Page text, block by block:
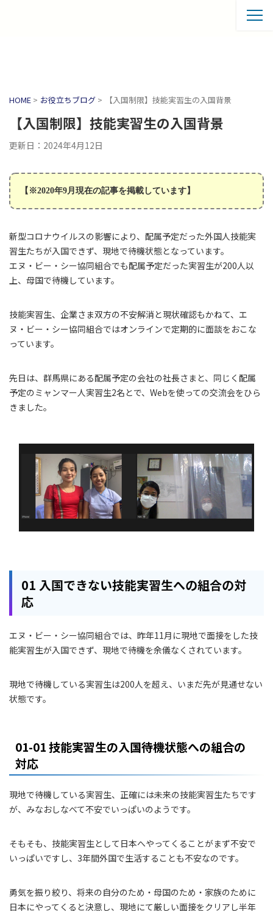
HOME > お役立ちブログ > 【入国制限】技能実習生の入国背景
【入国制限】技能実習生の入国背景
更新日：2024年4月12日
【※2020年9月現在の記事を掲載しています】
新型コロナウイルスの影響により、配属予定だった外国人技能実
習生たちが入国できず、現地で待機状態となっています。
エヌ・ビー・シー協同組合でも配属予定だった実習生が200人以
上、母国で待機しています。
技能実習生、企業さま双方の不安解消と現状確認もかねて、エ
ヌ・ビー・シー協同組合ではオンラインで定期的に面談をおこな
っています。
先日は、群馬県にある配属予定の会社の社長さまと、同じく配属
予定のミャンマー人実習生2名とで、Webを使っての交流会をひら
きました。
01 入国できない技能実習生への組合の対
応
エヌ・ビー・シー協同組合では、昨年11月に現地で面接をした技
能実習生が入国できず、現地で待機を余儀なくされています。
現地で待機している実習生は200人を超え、いまだ先が見通せない
状態です。
01-01 技能実習生の入国待機状態への組合の
対応
現地で待機している実習生、正確には未来の技能実習生たちです
が、みなおしなべて不安でいっぱいのようです。
そもそも、技能実習生として日本へやってくることがまず不安で
いっぱいですし、3年間外国で生活することも不安なのです。
勇気を振り絞り、将来の自分のため・母国のため・家族のために
日本にやってくると決意し、現地にて厳しい面接をクリアし半年